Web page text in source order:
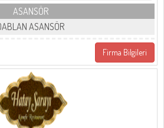
ASANSÖR
ASANSÖR
Firma Bilgileri